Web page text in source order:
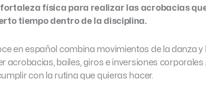
física para realizar las acrobacias
tiempo dentro de la disciplina.
en español combina movimientos de la danza y
acrobacias, bailes, giros e inversiones corporales
con la rutina que quieras hacer.